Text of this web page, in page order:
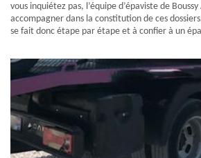
vous inquiétez pas, l’équipe d’épaviste de
accompagner dans la constitution de ces
se fait donc étape par étape et à confier à un